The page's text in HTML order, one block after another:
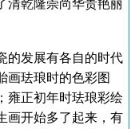
清乾隆崇尚华贵艳丽
发展有各自的时代
画珐琅时的色彩图
雍正初年时珐琅彩绘
画开始多了起来，有